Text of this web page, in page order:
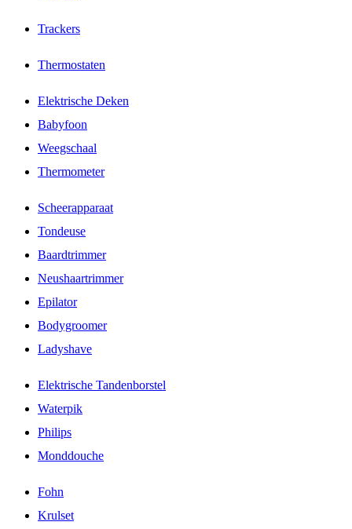
Trackers
Thermostaten
Elektrische Deken
Babyfoon
Weegschaal
Thermometer
Scheerapparaat
Tondeuse
Baardtrimmer
Neushaartrimmer
Epilator
Bodygroomer
Ladyshave
Elektrische Tandenborstel
Waterpik
Philips
Monddouche
Fohn
Krulset